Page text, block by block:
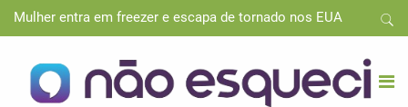
Mulher entra em freezer e escapa de tornado nos EUA